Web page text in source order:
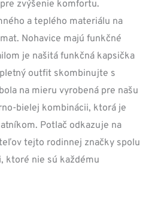
zvýšenie komfortu.
a teplého materiálu na
Nohavice majú funkčné
je našitá funkčná kapsička
outfit skombinujte s
na mieru vyrobená pre našu
bielej kombinácii, ktorá je
Potlač odkazuje na
tejto rodinnej značky spolu
ktoré nie sú každému